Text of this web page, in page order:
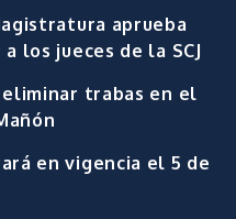
aprueba
los jueces de la SCJ
trabas en el
en vigencia el 5 de